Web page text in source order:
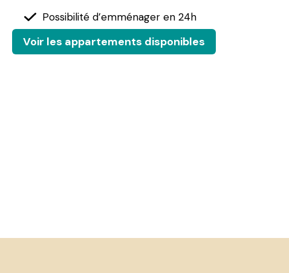
Possibilité d’emménager en 24h
Voir les appartements disponibles